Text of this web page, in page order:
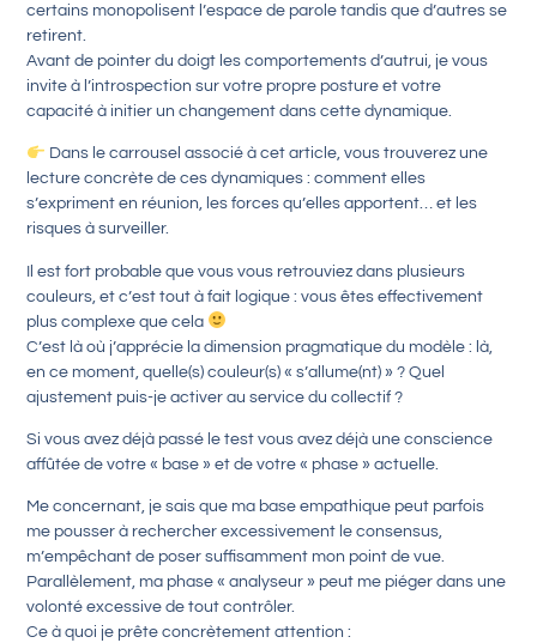
certains monopolisent l’espace de parole tandis que d’autres se
retirent.
Avant de pointer du doigt les comportements d’autrui, je vous
invite à l’introspection sur votre propre posture et votre
capacité à initier un changement dans cette dynamique.
Dans le carrousel associé à cet article, vous trouverez une
lecture concrète de ces dynamiques : comment elles
s’expriment en réunion, les forces qu’elles apportent… et les
risques à surveiller.
Il est fort probable que vous vous retrouviez dans plusieurs
couleurs, et c’est tout à fait logique : vous êtes effectivement
plus complexe que cela
C’est là où j’apprécie la dimension pragmatique du modèle : là,
en ce moment, quelle(s) couleur(s) « s’allume(nt) » ? Quel
ajustement puis-je activer au service du collectif ?
Si vous avez déjà passé le test vous avez déjà une conscience
affûtée de votre « base » et de votre « phase » actuelle.
Me concernant, je sais que ma base empathique peut parfois
me pousser à rechercher excessivement le consensus,
m’empêchant de poser suffisamment mon point de vue.
Parallèlement, ma phase « analyseur » peut me piéger dans une
volonté excessive de tout contrôler.
Ce à quoi je prête concrètement attention :